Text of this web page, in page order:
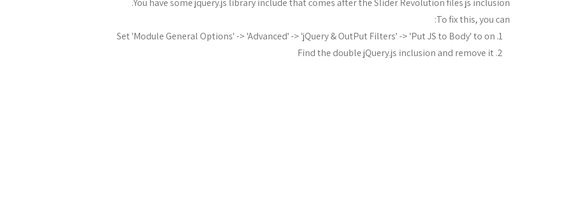
You have some jquery.js library include that comes after the Slider Revolution files js inclusion.
To fix this, you can: